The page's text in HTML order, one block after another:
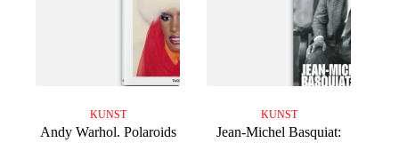
KUNST
Andy Warhol. Polaroids
KUNST
Jean-Michel Basquiat: